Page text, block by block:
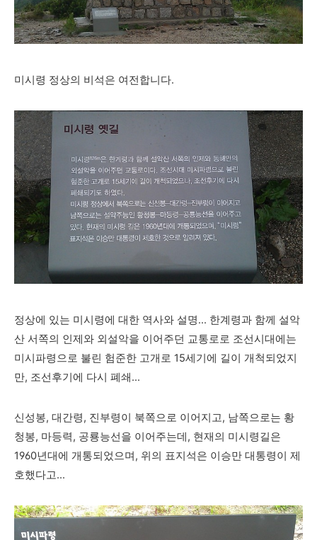
미시령 정상의 비석은 여전합니다.
정상에 있는 미시령에 대한 역사와 설명... 한계령과 함께 설악
산 서쪽의 인제와 외설악을 이어주던 교통로로 조선시대에는
미시파령으로 불린 험준한 고개로 15세기에 길이 개척되었지
만, 조선후기에 다시 폐쇄...
신성봉, 대간령, 진부령이 북쪽으로 이어지고, 남쪽으로는 황
청봉, 마등력, 공룡능선을 이어주는데, 현재의 미시령길은
1960년대에 개통되었으며, 위의 표지석은 이승만 대통령이 제
호했다고...